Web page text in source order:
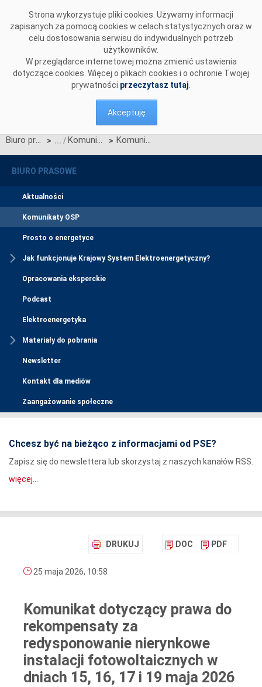
Strona wykorzystuje pliki cookies. Używamy informacji
zapisanych za pomocą cookies w celach statystycznych oraz w
celu dostosowania serwisu do indywidualnych potrzeb
użytkowników.
W przeglądarce internetowej można zmienić ustawienia
dotyczące cookies. Więcej o plikach cookies i o ochronie Twojej
prywatności przeczytasz tutaj
Akceptuję
Biuro prasowe > Komunikaty OSP > Komunikat dotyczący prawa do rekompensaty za redysponowanie nierynkowe instalacji fotowoltaicznych w dniach 15, 16, 17 i 19 maja 2026
BIURO PRASOWE
Aktualności
Komunikaty OSP
Prosto o energetyce
Jak funkcjonuje Krajowy System Elektroenergetyczny?
Opracowania eksperckie
Podcast
Elektroenergetyka
Materiały do pobrania
Newsletter
Kontakt dla mediów
Zaangażowanie społeczne
Chcesz być na bieżąco z informacjami od PSE?
Zapisz się do newslettera lub skorzystaj z naszych kanałów RSS.
więcej...
DRUKUJ DOC PDF
25 maja 2026, 10:58
Komunikat dotyczący prawa do
rekompensaty za
redysponowanie nierynkowe
instalacji fotowoltaicznych w
dniach 15, 16, 17 i 19 maja 2026